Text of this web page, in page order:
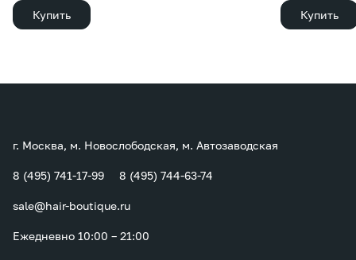
Купить
Купить
г. Москва, м. Новослободская, м. Автозаводская
8 (495) 741-17-99 8 (495) 744-63-74
sale@hair-boutique.ru
Ежедневно 10:00 – 21:00